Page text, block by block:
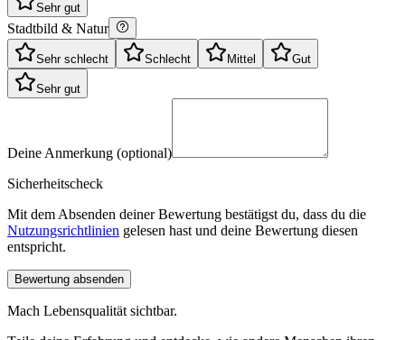
Sehr gut
Stadtbild & Natur
Sehr schlecht Schlecht Mittel Gut
Sehr gut
Deine Anmerkung (optional)
Sicherheitscheck
Mit dem Absenden deiner Bewertung bestätigst du, dass du die
Nutzungsrichtlinien gelesen hast und deine Bewertung diesen
entspricht.
Bewertung absenden
Mach Lebensqualität sichtbar.